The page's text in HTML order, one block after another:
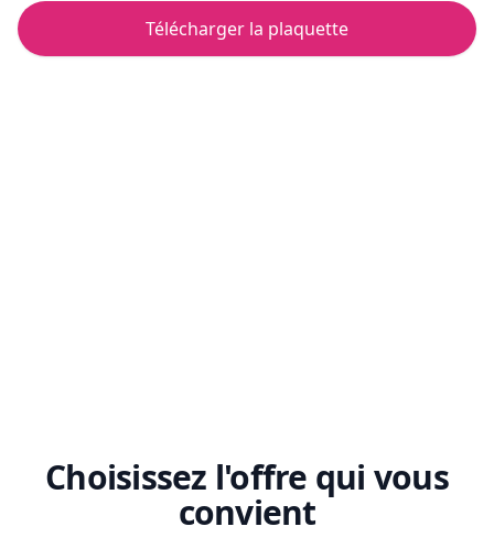
Télécharger la plaquette
Choisissez l'offre qui vous
convient